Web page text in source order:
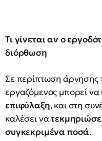
Τι γίνεται αν ο
διόρθωση
Σε περίπτωση άρνησης
εργαζόμενος μπορεί να
επιφύλαξη, και στη
καλέσει να
συγκεκριμένα ποσά.